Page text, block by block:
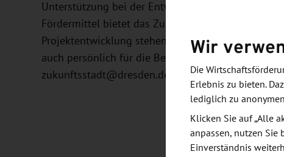
Unterstützung bei der Entwicklung und Planung
Fördermittel bietet das Zukunftsstadtbüro.
Projektentwicklung stehen online zum Download
auch persönlich für die Beantwortung von Fragen
zukunftsstadt@dresden.de.
Wir
Die
Erlebnis zu bieten.
lediglich zu
Klicken Sie auf „Alle
anpassen, nutzen Sie
Einverständnis